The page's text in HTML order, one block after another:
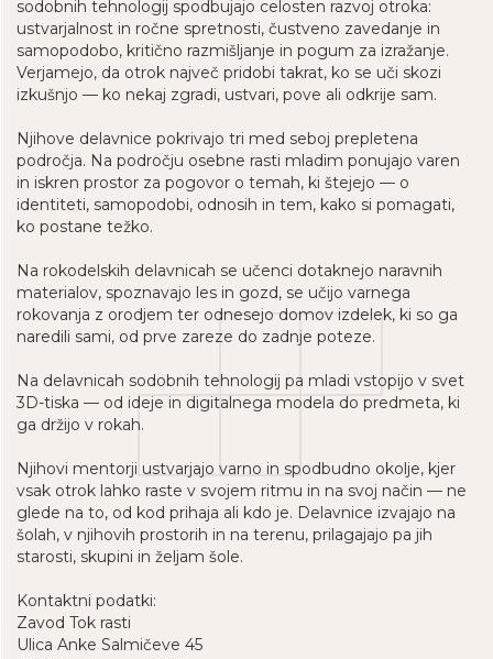
sodobnih tehnologij spodbujajo celosten razvoj otroka:
ustvarjalnost in ročne spretnosti, čustveno zavedanje in
samopodobo, kritično razmišljanje in pogum za izražanje.
Verjamejo, da otrok največ pridobi takrat, ko se uči skozi
izkušnjo — ko nekaj zgradi, ustvari, pove ali odkrije sam.
Njihove delavnice pokrivajo tri med seboj prepletena
področja. Na področju osebne rasti mladim ponujajo varen
in iskren prostor za pogovor o temah, ki štejejo — o
identiteti, samopodobi, odnosih in tem, kako si pomagati,
ko postane težko.
Na rokodelskih delavnicah se učenci dotaknejo naravnih
materialov, spoznavajo les in gozd, se učijo varnega
rokovanja z orodjem ter odnesejo domov izdelek, ki so ga
naredili sami, od prve zareze do zadnje poteze.
Na delavnicah sodobnih tehnologij pa mladi vstopijo v svet
3D-tiska — od ideje in digitalnega modela do predmeta, ki
ga držijo v rokah.
Njihovi mentorji ustvarjajo varno in spodbudno okolje, kjer
vsak otrok lahko raste v svojem ritmu in na svoj način — ne
glede na to, od kod prihaja ali kdo je. Delavnice izvajajo na
šolah, v njihovih prostorih in na terenu, prilagajajo pa jih
starosti, skupini in željam šole.
Kontaktni podatki:
Zavod Tok rasti
Ulica Anke Salmičeve 45